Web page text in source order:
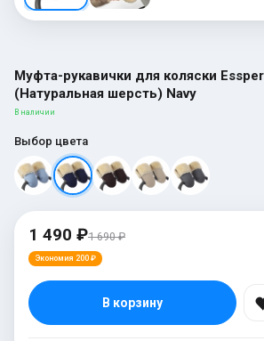
Муфта-рукавички для коляски
(Натуральная шерсть) Navy
В наличии
Выбор цвета
1 490 ₽1 690 ₽
Экономия 200 ₽
В корзину